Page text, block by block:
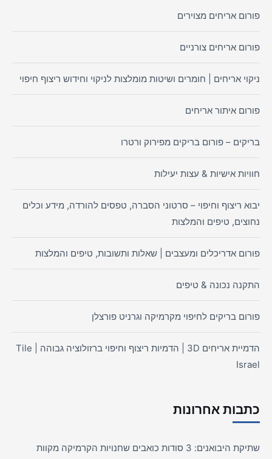
פורום אריחים מצוירים
פורום אריחים צורניים
ניקוי אריחים | חומרים ושיטות מומלצות לניקוי וחידוש ריצוף חיפוי
פורום איתור אריחים
בריקים – פורום בריקים מפירוק ורטרו
חוויות אישיות & עצות יעילות
יבוא ריצוף וחיפוי – סרטוני הסברה, טפסים להורדה, מידע וכלים
נחוצים, טיפים והמלצות
פורום אדריכלים ומעצבים | שאלות ותשובות, טיפים והמלצות
התקנה נכונה & טיפים
פורום בריקים לחיפוי מקרמיקה וגרניט פורצלן
הדמיית אריחים 3D | הדמיות ריצוף וחיפוי ברזולוציה גבוהה | Tile
Israel
כתבות אחרונות
שתיקת היבואנים: 3 סודות כואבים שחנויות הקרמיקה מקוות